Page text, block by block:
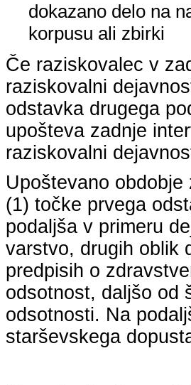
dokazano delo na
korpusu ali zbirki
Če raziskovalec v
raziskovalni
odstavka drugega
upošteva zadnje
raziskovalni
Upoštevano
(1) točke prvega
podaljša v primeru
varstvo, drugih oblik
predpisih o
odsotnost, daljšo od
odsotnosti. Na
starševskega